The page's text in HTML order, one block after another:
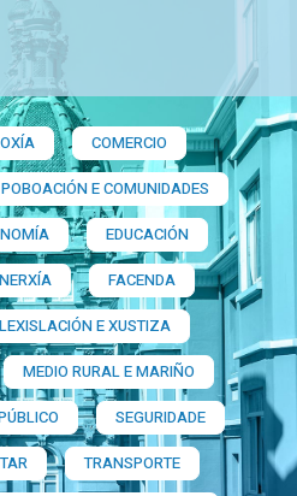
COMERCIO
POBOACIÓN E COMUNIDADES
EDUCACIÓN
FACENDA
LEXISLACIÓN E XUSTIZA
MEDIO RURAL E MARIÑO
SEGURIDADE
TRANSPORTE